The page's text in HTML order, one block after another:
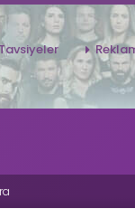
Tavsiyeler